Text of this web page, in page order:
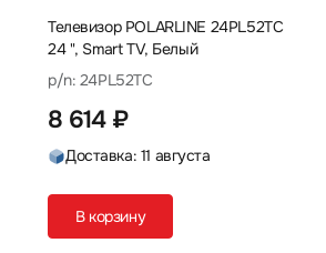
Телевизор POLARLINE 24PL52TC
24 ", Smart TV, Белый
p/n: 24PL52TC
8 614 ₽
Доставка: 11 августа
В корзину